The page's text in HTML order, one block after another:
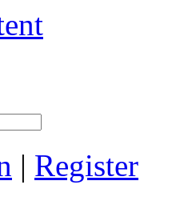
| Register